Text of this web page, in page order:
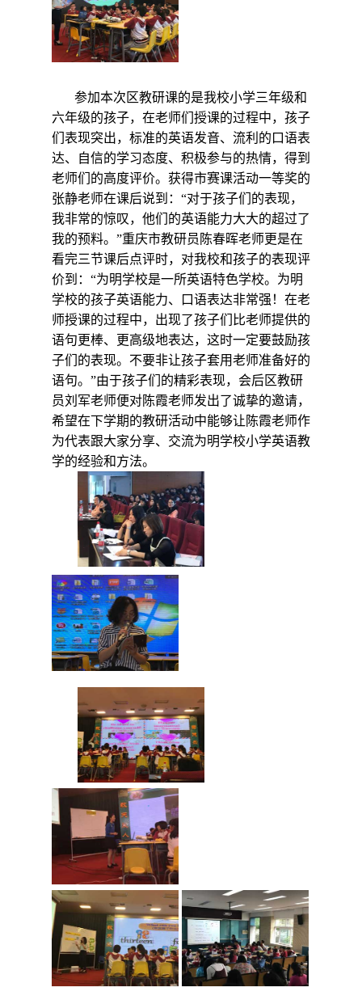
参加本次区教研课的是我校小学三年级和
六年级的孩子，在老师们授课的过程中，孩子
们表现突出，标准的英语发音、流利的口语表
达、自信的学习态度、积极参与的热情，得到
老师们的高度评价。获得市赛课活动一等奖的
张静老师在课后说到：“对于孩子们的表现，
我非常的惊叹，他们的英语能力大大的超过了
我的预料。”重庆市教研员陈春晖老师更是在
看完三节课后点评时，对我校和孩子的表现评
价到：“为明学校是一所英语特色学校。为明
学校的孩子英语能力、口语表达非常强！在老
师授课的过程中，出现了孩子们比老师提供的
语句更棒、更高级地表达，这时一定要鼓励孩
子们的表现。不要非让孩子套用老师准备好的
语句。”由于孩子们的精彩表现，会后区教研
员刘军老师便对陈霞老师发出了诚挚的邀请，
希望在下学期的教研活动中能够让陈霞老师作
为代表跟大家分享、交流为明学校小学英语教
学的经验和方法。